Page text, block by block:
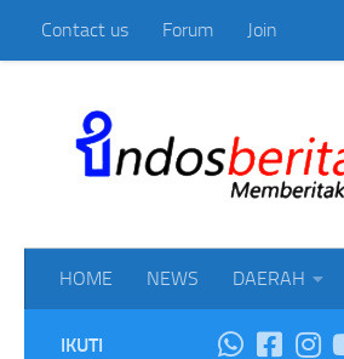
Skip to content
Contact us Forum Join
HOME NEWS DAERAH
IKUTI